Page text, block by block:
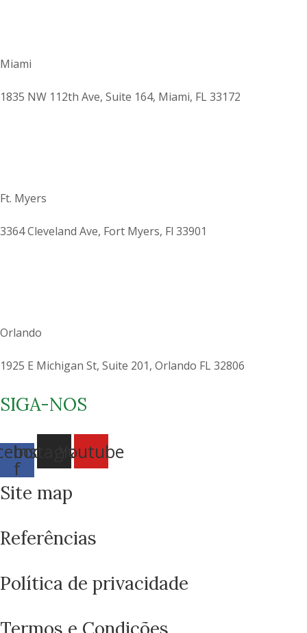
Miami
1835 NW 112th Ave, Suite 164, Miami, FL 33172
Ft. Myers
3364 Cleveland Ave, Fort Myers, Fl 33901
Orlando
1925 E Michigan St, Suite 201, Orlando FL 32806
SIGA-NOS
f
InstagramYoutube
Site map
Referências
Política de privacidade
Termos e Condições
Como você está? 👋